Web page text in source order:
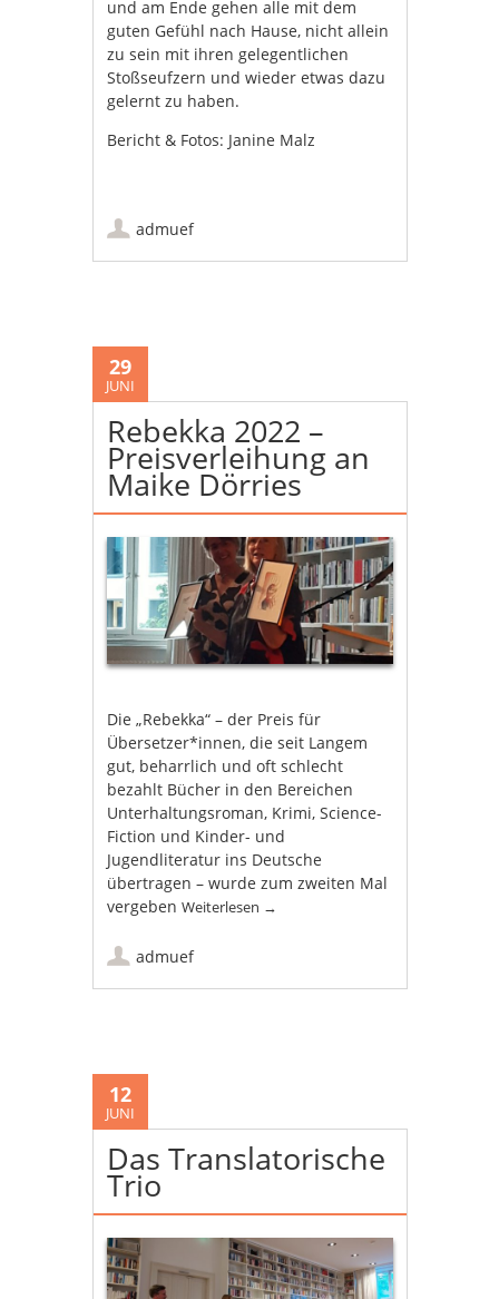
und am Ende gehen alle mit dem
guten Gefühl nach Hause, nicht allein
zu sein mit ihren gelegentlichen
Stoßseufzern und wieder etwas dazu
gelernt zu haben.
Bericht & Fotos: Janine Malz
admuef
29
JUNI
Rebekka 2022 –
Preisverleihung an
Maike Dörries
Die „Rebekka“ – der Preis für
Übersetzer*innen, die seit Langem
gut, beharrlich und oft schlecht
bezahlt Bücher in den Bereichen
Unterhaltungsroman, Krimi, Science-
Fiction und Kinder- und
Jugendliteratur ins Deutsche
übertragen – wurde zum zweiten Mal
vergebenWeiterlesen →
admuef
12
JUNI
Das Translatorische
Trio